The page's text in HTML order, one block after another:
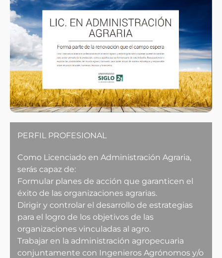
PERFIL PROFESIONAL
Como Licenciado en Administración Agraria,
serás capaz de:
Formular planes de acción que garanticen el
éxito de las organizaciones agrarias.
Dirigir y controlar el desarrollo de estrategias
para el logro de los objetivos de las
organizaciones vinculadas al agro.
Trabajar en la administración agropecuaria
conjuntamente con Ingenieros Agrónomos y/o